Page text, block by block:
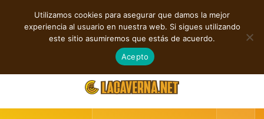
TENDENCIAS
M3TIN presenta “Nuestra Historia Acabó” en español
agosto 5, 2026
Utilizamos cookies para asegurar que damos la mejor
experiencia al usuario en nuestra web. Si sigues utilizando
este sitio asumiremos que estás de acuerdo.
Acepto